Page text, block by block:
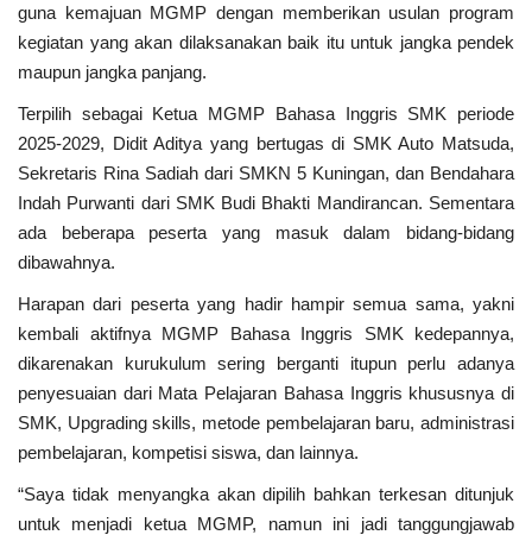
guna kemajuan MGMP dengan memberikan usulan program
kegiatan yang akan dilaksanakan baik itu untuk jangka pendek
maupun jangka panjang.
Terpilih sebagai Ketua MGMP Bahasa Inggris SMK periode
2025-2029, Didit Aditya yang bertugas di SMK Auto Matsuda,
Sekretaris Rina Sadiah dari SMKN 5 Kuningan, dan Bendahara
Indah Purwanti dari SMK Budi Bhakti Mandirancan. Sementara
ada beberapa peserta yang masuk dalam bidang-bidang
dibawahnya.
Harapan dari peserta yang hadir hampir semua sama, yakni
kembali aktifnya MGMP Bahasa Inggris SMK kedepannya,
dikarenakan kurukulum sering berganti itupun perlu adanya
penyesuaian dari Mata Pelajaran Bahasa Inggris khususnya di
SMK, Upgrading skills, metode pembelajaran baru, administrasi
pembelajaran, kompetisi siswa, dan lainnya.
“Saya tidak menyangka akan dipilih bahkan terkesan ditunjuk
untuk menjadi ketua MGMP, namun ini jadi tanggungjawab